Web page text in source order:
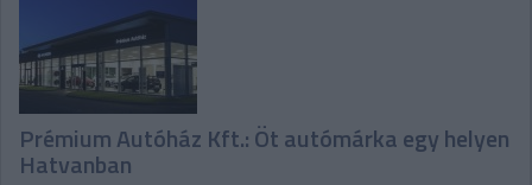
Prémium Autóház Kft.: Öt autómárka egy helyen
Hatvanban